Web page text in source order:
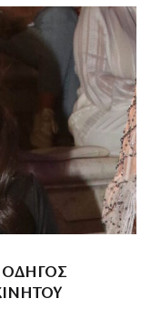
ΟΔΗΓΌΣ